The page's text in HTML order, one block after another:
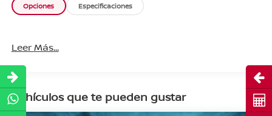
Opciones Especificaciones
Leer Más...
Vehículos que te pueden gustar